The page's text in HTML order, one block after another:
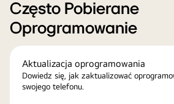
Często Pobierane
Oprogramowanie
Aktualizacja oprogramowania
Dowiedz się, jak zaktualizować
swojego telefonu.